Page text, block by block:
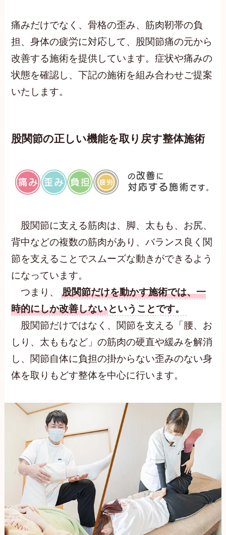
痛みだけでなく、骨格の歪み、筋肉靭帯の負
担、身体の疲労に対応して、股関節痛の元から
改善する施術を提供しています。症状や痛みの
状態を確認し、下記の施術を組み合わせご提案
いたします。
股関節の正しい機能を取り戻す整体施術
股関節に支える筋肉は、脚、太もも、お尻、
背中などの複数の筋肉があり、バランス良く関
節を支えることでスムーズな動きができるよう
になっています。
つまり、
股関節だけを動かす施術では、一
時的にしか改善しない ということです。
股関節だけではなく、関節を支える「腰、お
しり、太ももなど」の筋肉の硬直や緩みを解消
し、関節自体に負担の掛からない歪みのない身
体を取りもどす整体を中心に行います。